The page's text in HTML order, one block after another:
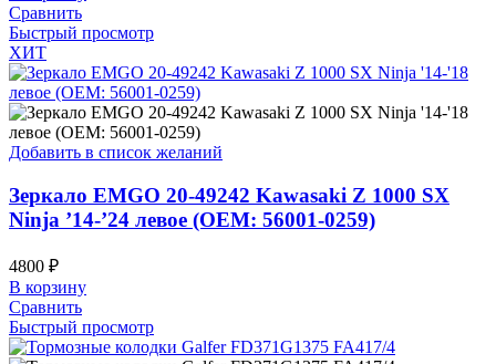
Сравнить
Быстрый просмотр
ХИТ
Добавить в список желаний
Зеркало EMGO 20-49242 Kawasaki Z 1000 SX
Ninja ’14-’24 левое (OEM: 56001-0259)
4800 ₽
В корзину
Сравнить
Быстрый просмотр